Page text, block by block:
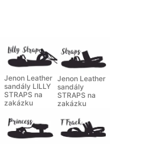
Jenon Leather
sandály LILLY
STRAPS na
zakázku
Jenon Leather
sandály
STRAPS na
zakázku